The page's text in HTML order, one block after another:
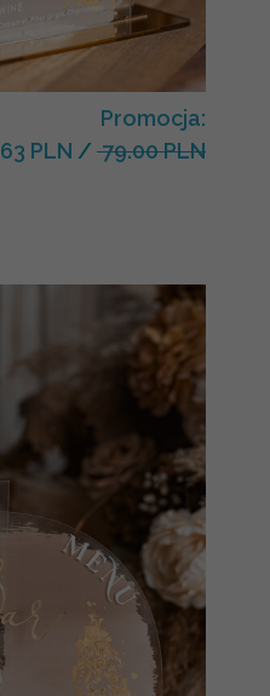
Promocja:
63 PLN / 79.00 PLN